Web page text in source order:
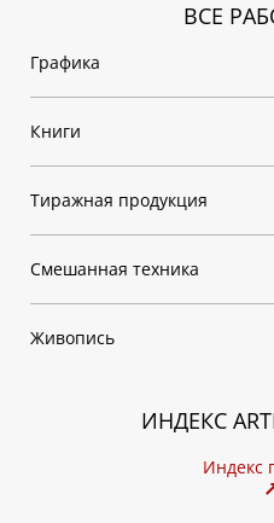
ВСЕ
Графика
Книги
Тиражная продукция
Смешанная техника
Живопись
ИНДЕКС
Индекс